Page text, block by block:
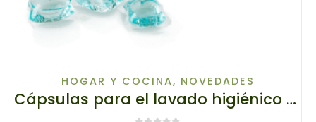
HOGAR Y COCINA, NOVEDADES
Cápsulas para el lavado higiénico de prendas 140110 TianDe, 8 g х 52 uds, concentrado de limpieza antitranspirante